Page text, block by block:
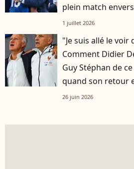
plein match
1 juillet 2026
"Je suis allé le voir
Comment Didier
Guy Stéphan de
quand son retour
26 juin 2026